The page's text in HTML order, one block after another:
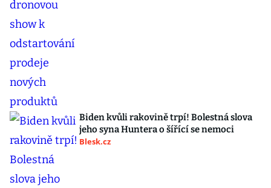
Biden kvůli rakovině trpí! Bolestná slova
jeho syna Huntera o šířící se nemoci
Blesk.cz